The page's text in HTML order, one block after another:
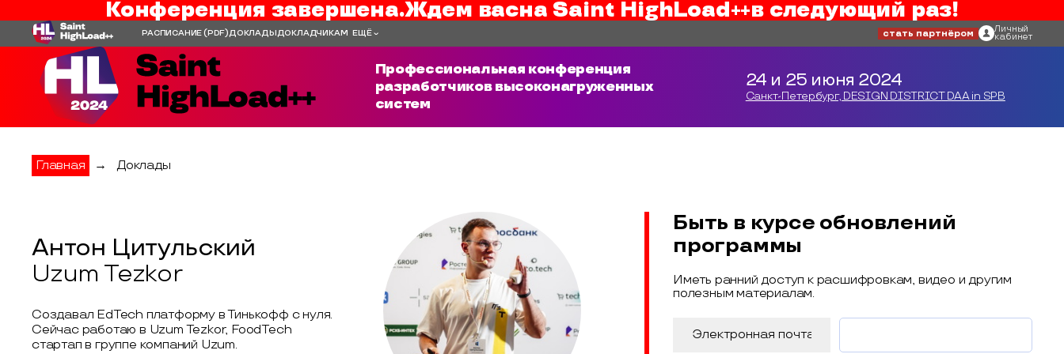
Конференция завершена.Ждем васна Saint HighLoad++в следующий раз!
РАСПИСАНИЕ(PDF)ДОКЛАДЫ ДОКЛАДЧИКАМ ЕЩЁ стать партнёром Личный
кабинет
Профессиональная конференция
разработчиков высоконагруженных
систем
24 и 25 июня 2024
Санкт-Петербург, DESIGN DISTRICT DAA in SPB
Главная → Доклады
Антон Цитульский
Uzum Tezkor
Создавал EdTech платформу в Тинькофф с нуля.
Сейчас работаю в Uzum Tezkor, FoodTech
стартап в группе компаний Uzum.
Быть в курсе обновлений
программы
Иметь ранний доступ к расшифровкам, видео и другим
полезным материалам.